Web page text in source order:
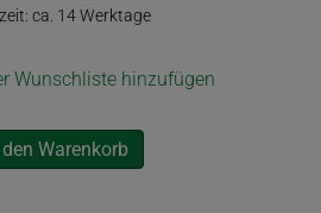
ca. 14 Werktage
Wunschliste hinzufügen
Warenkorb